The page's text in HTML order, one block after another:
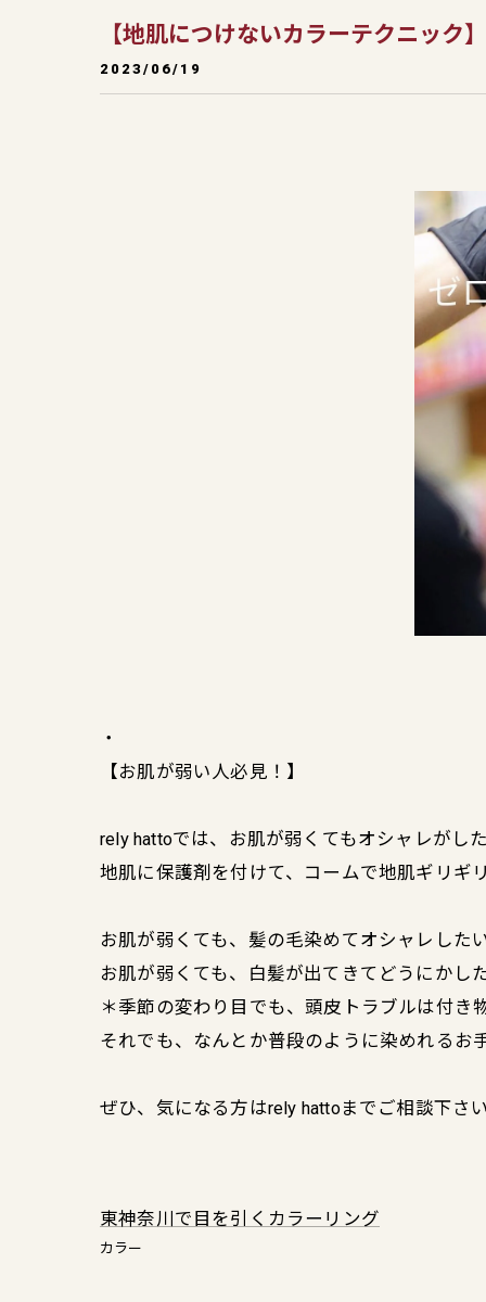
【地肌につけないカラーテクニック】
2023/06/19
・
【お肌が弱い人必見！】
rely hattoでは、お肌が弱くてもオシャレがし
地肌に保護剤を付けて、コームで地肌ギリギ
お肌が弱くても、髪の毛染めてオシャレした
お肌が弱くても、白髪が出てきてどうにかし
＊季節の変わり目でも、頭皮トラブルは付き
それでも、なんとか普段のように染めれるお
ぜひ、気になる方はrely hattoまでご相談下さい
東神奈川で目を引くカラーリング
カラー